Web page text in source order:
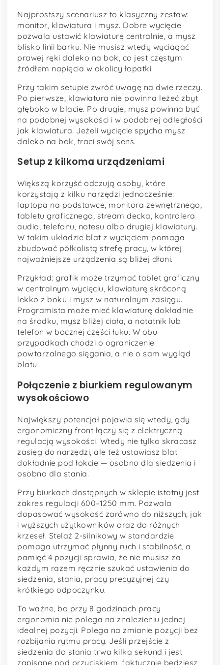
Najprostszy scenariusz to klasyczny zestaw:
monitor, klawiatura i mysz. Dobre wycięcie
pozwala ustawić klawiaturę centralnie, a mysz
blisko linii barku. Nie musisz wtedy wyciągać
prawej ręki daleko na bok, co jest częstym
źródłem napięcia w okolicy łopatki.
Przy takim setupie zwróć uwagę na dwie rzeczy.
Po pierwsze, klawiatura nie powinna leżeć zbyt
głęboko w blacie. Po drugie, mysz powinna być
na podobnej wysokości i w podobnej odległości
jak klawiatura. Jeżeli wycięcie spycha mysz
daleko na bok, traci swój sens.
Setup z kilkoma urządzeniami
Większą korzyść odczują osoby, które
korzystają z kilku narzędzi jednocześnie:
laptopa na podstawce, monitora zewnętrznego,
tabletu graficznego, stream decka, kontrolera
audio, telefonu, notesu albo drugiej klawiatury.
W takim układzie blat z wycięciem pomaga
zbudować półkolistą strefę pracy, w której
najważniejsze urządzenia są bliżej dłoni.
Przykład: grafik może trzymać tablet graficzny
w centralnym wycięciu, klawiaturę skróconą
lekko z boku i mysz w naturalnym zasięgu.
Programista może mieć klawiaturę dokładnie
na środku, mysz bliżej ciała, a notatnik lub
telefon w bocznej części łuku. W obu
przypadkach chodzi o ograniczenie
powtarzalnego sięgania, a nie o sam wygląd
blatu.
Połączenie z biurkiem regulowanym
wysokościowo
Największy potencjał pojawia się wtedy, gdy
ergonomiczny front łączy się z elektryczną
regulacją wysokości. Wtedy nie tylko skracasz
zasięg do narzędzi, ale też ustawiasz blat
dokładnie pod łokcie — osobno dla siedzenia i
osobno dla stania.
Przy biurkach dostępnych w sklepie istotny jest
zakres regulacji 600–1250 mm. Pozwala
dopasować wysokość zarówno do niższych, jak
i wyższych użytkowników oraz do różnych
krzeseł. Stelaż 2-silnikowy w standardzie
pomaga utrzymać płynny ruch i stabilność, a
pamięć 4 pozycji sprawia, że nie musisz za
każdym razem ręcznie szukać ustawienia do
siedzenia, stania, pracy precyzyjnej czy
krótkiego odpoczynku.
To ważne, bo przy 8 godzinach pracy
ergonomia nie polega na znalezieniu jednej
idealnej pozycji. Polega na zmianie pozycji bez
rozbijania rytmu pracy. Jeśli przejście z
siedzenia do stania trwa kilka sekund i jest
zapisane pod przyciskiem, faktycznie będziesz